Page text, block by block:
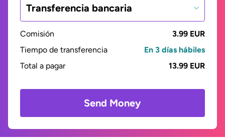
Transferencia bancaria
Comisión
3.99 EUR
Tiempo de transferencia
En 3 días hábiles
Total a pagar
13.99 EUR
Send Money